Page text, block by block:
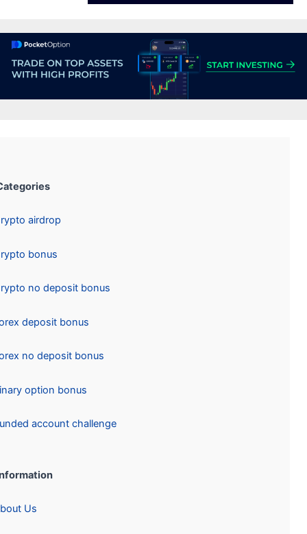
Categories:
Crypto airdrop
Crypto bonus
Crypto no deposit bonus
Forex deposit bonus
Forex no deposit bonus
Binary option bonus
Funded account challenge
Information:
About Us